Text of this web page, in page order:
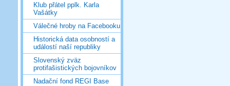
Klub přátel pplk. Karla
Vašátky
Válečné hroby na Facebooku
Historická data osobností a
událostí naší republiky
Slovenský zväz
protifašistických bojovníkov
Nadační fond REGI Base